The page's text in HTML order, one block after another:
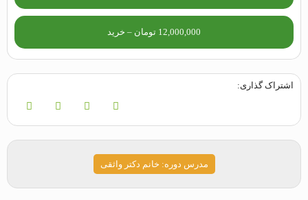
اشتراک گذاری:
مدرس دوره: خانم دکتر واثقی